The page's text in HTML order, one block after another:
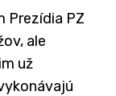
Prezídia PZ
ale
už